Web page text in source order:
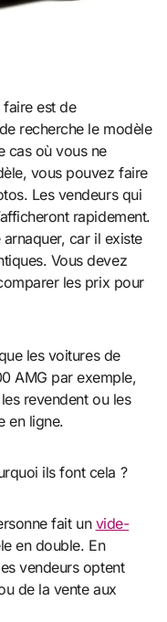
est de
recherche le modèle
cas où vous ne
vous pouvez faire
Les vendeurs qui
rapidement.
car il existe
Vous devez
les prix pour
les voitures de
AMG par exemple,
revendent ou les
en ligne.
ils font cela ?
fait un vide-
en double. En
vendeurs optent
de la vente aux